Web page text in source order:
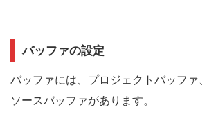
バッファの設定
バッファには、プロジェクトバッファ
ソースバッファがあります。